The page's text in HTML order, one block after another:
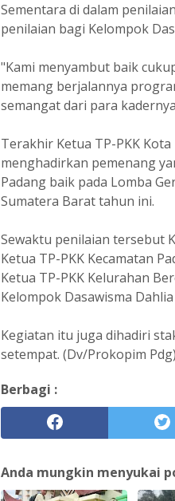
Sementara di dalam
penilaian bagi Kelompok
"Kami menyambut baik
memang berjalannya
semangat dari para
Terakhir Ketua TP-PKK
menghadirkan pemenang
Padang baik pada Lomba
Sumatera Barat tahun ini.
Sewaktu penilaian tersebut
Ketua TP-PKK Kecamatan
Ketua TP-PKK Kelurahan
Kelompok Dasawisma
Kegiatan itu juga dihadiri
setempat. (Dv/Prokopim Pdg)
Berbagi :
Anda mungkin menyukai